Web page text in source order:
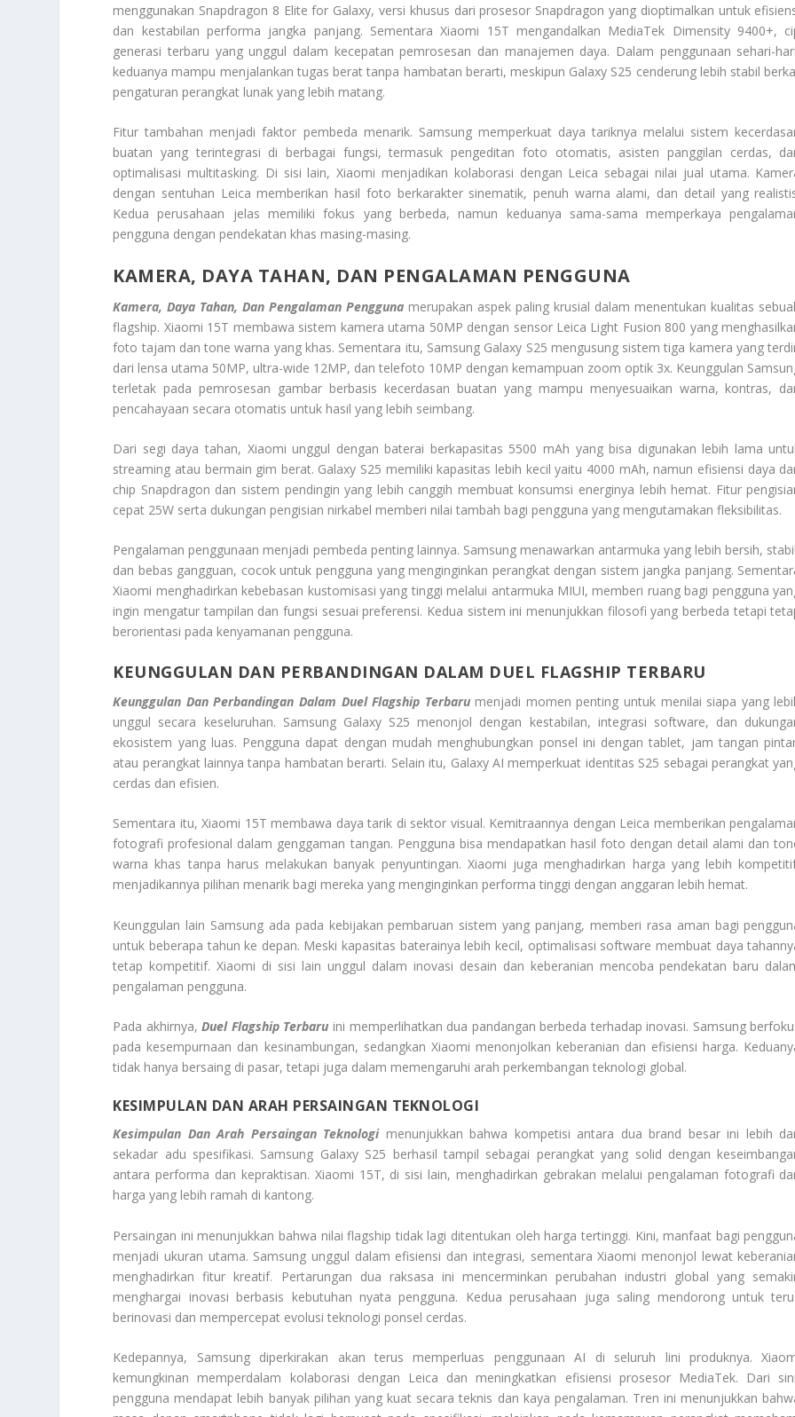
menggunakan Snapdragon 8 Elite for Galaxy, versi khusus dari prosesor Snapdragon yang dioptimalkan untuk
dan kestabilan performa jangka panjang. Sementara Xiaomi 15T mengandalkan MediaTek Dimensity 9400+,
generasi terbaru yang unggul dalam kecepatan pemrosesan dan manajemen daya. Dalam penggunaan sehari-
keduanya mampu menjalankan tugas berat tanpa hambatan berarti, meskipun Galaxy S25 cenderung lebih stabil
pengaturan perangkat lunak yang lebih matang.
Fitur tambahan menjadi faktor pembeda menarik. Samsung memperkuat daya tariknya melalui sistem
buatan yang terintegrasi di berbagai fungsi, termasuk pengeditan foto otomatis, asisten panggilan cerdas,
optimalisasi multitasking. Di sisi lain, Xiaomi menjadikan kolaborasi dengan Leica sebagai nilai jual utama.
dengan sentuhan Leica memberikan hasil foto berkarakter sinematik, penuh warna alami, dan detail yang
Kedua perusahaan jelas memiliki fokus yang berbeda, namun keduanya sama-sama memperkaya
pengguna dengan pendekatan khas masing-masing.
KAMERA, DAYA TAHAN, DAN PENGALAMAN PENGGUNA
Kamera, Daya Tahan, Dan Pengalaman Pengguna merupakan aspek paling krusial dalam menentukan kualitas
flagship. Xiaomi 15T membawa sistem kamera utama 50MP dengan sensor Leica Light Fusion 800 yang
foto tajam dan tone warna yang khas. Sementara itu, Samsung Galaxy S25 mengusung sistem tiga kamera yang
dari lensa utama 50MP, ultra-wide 12MP, dan telefoto 10MP dengan kemampuan zoom optik 3x. Keunggulan
terletak pada pemrosesan gambar berbasis kecerdasan buatan yang mampu menyesuaikan warna, kontras,
pencahayaan secara otomatis untuk hasil yang lebih seimbang.
Dari segi daya tahan, Xiaomi unggul dengan baterai berkapasitas 5500 mAh yang bisa digunakan lebih lama
streaming atau bermain gim berat. Galaxy S25 memiliki kapasitas lebih kecil yaitu 4000 mAh, namun efisiensi daya
chip Snapdragon dan sistem pendingin yang lebih canggih membuat konsumsi energinya lebih hemat. Fitur
cepat 25W serta dukungan pengisian nirkabel memberi nilai tambah bagi pengguna yang mengutamakan fleksibilitas.
Pengalaman penggunaan menjadi pembeda penting lainnya. Samsung menawarkan antarmuka yang lebih bersih,
dan bebas gangguan, cocok untuk pengguna yang menginginkan perangkat dengan sistem jangka panjang.
Xiaomi menghadirkan kebebasan kustomisasi yang tinggi melalui antarmuka MIUI, memberi ruang bagi pengguna
ingin mengatur tampilan dan fungsi sesuai preferensi. Kedua sistem ini menunjukkan filosofi yang berbeda tetapi
berorientasi pada kenyamanan pengguna.
KEUNGGULAN DAN PERBANDINGAN DALAM DUEL FLAGSHIP TERBARU
Keunggulan Dan Perbandingan Dalam Duel Flagship Terbarumenjadi momen penting untuk menilai siapa yang
unggul secara keseluruhan. Samsung Galaxy S25 menonjol dengan kestabilan, integrasi software, dan
ekosistem yang luas. Pengguna dapat dengan mudah menghubungkan ponsel ini dengan tablet, jam tangan
atau perangkat lainnya tanpa hambatan berarti. Selain itu, Galaxy AI memperkuat identitas S25 sebagai perangkat
cerdas dan efisien.
Sementara itu, Xiaomi 15T membawa daya tarik di sektor visual. Kemitraannya dengan Leica memberikan
fotografi profesional dalam genggaman tangan. Pengguna bisa mendapatkan hasil foto dengan detail alami dan
warna khas tanpa harus melakukan banyak penyuntingan. Xiaomi juga menghadirkan harga yang lebih
menjadikannya pilihan menarik bagi mereka yang menginginkan performa tinggi dengan anggaran lebih hemat.
Keunggulan lain Samsung ada pada kebijakan pembaruan sistem yang panjang, memberi rasa aman bagi
untuk beberapa tahun ke depan. Meski kapasitas baterainya lebih kecil, optimalisasi software membuat daya
tetap kompetitif. Xiaomi di sisi lain unggul dalam inovasi desain dan keberanian mencoba pendekatan baru
pengalaman pengguna.
Pada akhirnya,Duel Flagship Terbaru ini memperlihatkan dua pandangan berbeda terhadap inovasi. Samsung
pada kesempurnaan dan kesinambungan, sedangkan Xiaomi menonjolkan keberanian dan efisiensi harga.
tidak hanya bersaing di pasar, tetapi juga dalam memengaruhi arah perkembangan teknologi global.
KESIMPULAN DAN ARAH PERSAINGAN TEKNOLOGI
Kesimpulan Dan Arah Persaingan Teknologi menunjukkan bahwa kompetisi antara dua brand besar ini lebih
sekadar adu spesifikasi. Samsung Galaxy S25 berhasil tampil sebagai perangkat yang solid dengan
antara performa dan kepraktisan. Xiaomi 15T, di sisi lain, menghadirkan gebrakan melalui pengalaman fotografi
harga yang lebih ramah di kantong.
Persaingan ini menunjukkan bahwa nilai flagship tidak lagi ditentukan oleh harga tertinggi. Kini, manfaat bagi
menjadi ukuran utama. Samsung unggul dalam efisiensi dan integrasi, sementara Xiaomi menonjol lewat
menghadirkan fitur kreatif. Pertarungan dua raksasa ini mencerminkan perubahan industri global yang
menghargai inovasi berbasis kebutuhan nyata pengguna. Kedua perusahaan juga saling mendorong untuk
berinovasi dan mempercepat evolusi teknologi ponsel cerdas.
Kedepannya, Samsung diperkirakan akan terus memperluas penggunaan AI di seluruh lini produknya.
kemungkinan memperdalam kolaborasi dengan Leica dan meningkatkan efisiensi prosesor MediaTek. Dari
pengguna mendapat lebih banyak pilihan yang kuat secara teknis dan kaya pengalaman. Tren ini menunjukkan